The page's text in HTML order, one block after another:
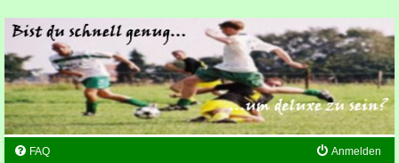
FAQ Anmelden